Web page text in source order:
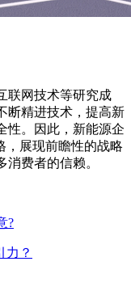
联网技术等研究成
断精进技术，提高新
性。因此，新能源企
，展现前瞻性的战略
费者的信赖。
?
力？